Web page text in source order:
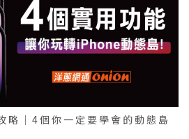
｜4個你一定要學會的動態島